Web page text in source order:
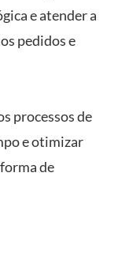
e atender a
pedidos e
processos de
e otimizar
de